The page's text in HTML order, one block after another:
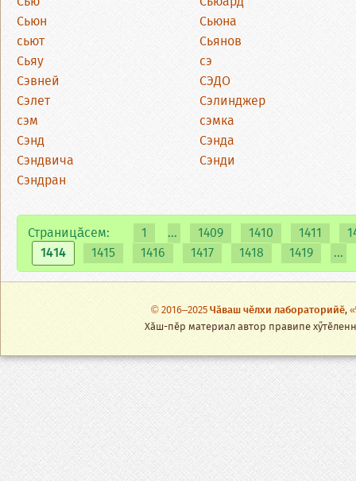
Сьюн
Сьюна
сьют
Сьянов
Сьяу
сэ
Сэвней
СЭДО
Сэлет
Сэлинджер
сэм
сэмка
Сэнд
Сэнда
Сэндвича
Сэнди
Сэндран
Страницăсем: 1 ... 1409 1410 1411
1414
1415 1416 1417 1418 1419 ...
© 2016–2025Чӑваш чӗлхи лабораторийӗ,
Хӑш-пӗр материал автор правипе